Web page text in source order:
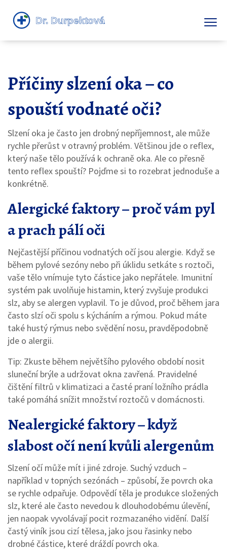
Příčiny slzení oka – co
spouští vodnaté oči?
Slzení oka je často jen drobný nepříjemnost, ale může
rychle přerůst v otravný problém. Většinou jde o reflex,
který naše tělo používá k ochraně oka. Ale co přesně
tento reflex spouští? Pojďme si to rozebrat jednoduše a
konkrétně.
Alergické faktory – proč vám pyl
a prach pálí oči
Nejčastější příčinou vodnatých očí jsou alergie. Když se
během pylové sezóny nebo při úklidu setkáte s roztoči,
vaše tělo vnímuje tyto částice jako nepřátele. Imunitní
systém pak uvolňuje histamin, který zvyšuje produkci
slz, aby se alergen vyplavil. To je důvod, proč během jara
často slzí oči spolu s kýcháním a rýmou. Pokud máte
také hustý rýmus nebo svědění nosu, pravděpodobně
jde o alergii.
Tip: Zkuste během největšího pylového období nosit
sluneční brýle a udržovat okna zavřená. Pravidelné
čištění filtrů v klimatizaci a časté praní ložního prádla
také pomáhá snížit množství roztočů v domácnosti.
Nealergické faktory – když
slabost očí není kvůli alergenům
Slzení očí může mít i jiné zdroje. Suchý vzduch –
například v topných sezónách – způsobí, že povrch oka
se rychle odpařuje. Odpovědí těla je produkce složených
slz, které ale často nevedou k dlouhodobému úlevění,
jen naopak vyvolávají pocit rozmazaného vidění. Další
častý viník jsou cizí tělesa, jako jsou řasinky nebo
drobné částice, které dráždí povrch oka.